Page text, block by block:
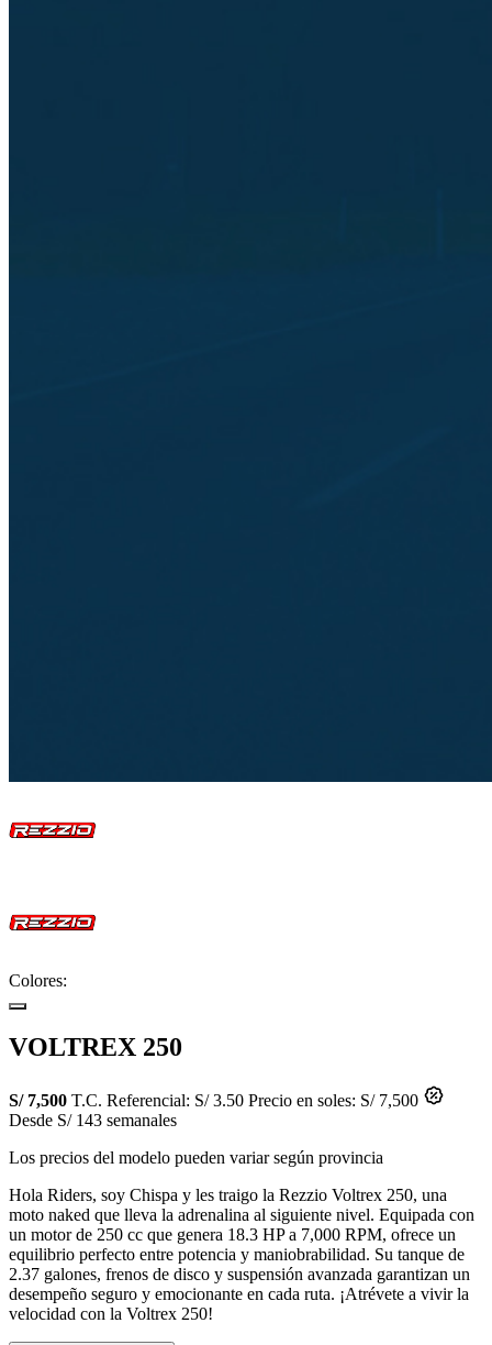
Colores:
VOLTREX 250
S/ 7,500 T.C. Referencial: S/ 3.50 Precio en soles: S/ 7,500
Desde S/ 143 semanales
Los precios del modelo pueden variar según provincia
Hola Riders, soy Chispa y les traigo la Rezzio Voltrex 250, una
moto naked que lleva la adrenalina al siguiente nivel. Equipada con
un motor de 250 cc que genera 18.3 HP a 7,000 RPM, ofrece un
equilibrio perfecto entre potencia y maniobrabilidad. Su tanque de
2.37 galones, frenos de disco y suspensión avanzada garantizan un
desempeño seguro y emocionante en cada ruta. ¡Atrévete a vivir la
velocidad con la Voltrex 250!